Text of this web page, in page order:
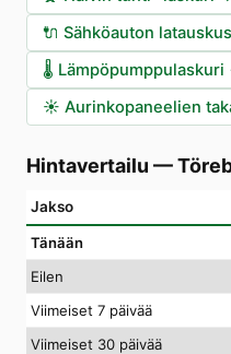
🔌 Sähköauton
🌡️ Lämpöpumppulaskuri
☀️ Aurinkopaneelien
Hintavertailu —
Jakso
Tänään
Eilen
Viimeiset 7 päivää
Viimeiset 30 päivää